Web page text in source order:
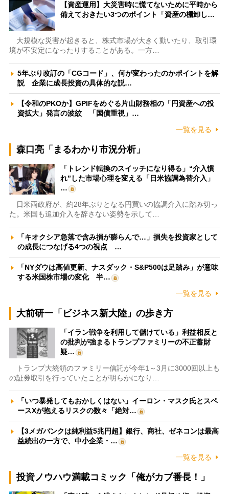
【資産運用】大災害時に慌てないために平時から
備えておきたい3つのポイント「資産の棚卸し…
大規模な災害が起きると、株式市場が大きく動いたり、取引環
境が不安定になったりすることがある。一方…
5年ぶり改訂の「CGコード」、何が変わったのかポイントを解
説 企業に成長投資の具体的な説…
【令和のPKOか】GPIFをめぐる片山財務相の「円資産への投
資拡大」発言の波紋 「国債重視」…
一覧を見る
森口亮「まるわかり市況分析」
「トレンド転換のスイッチになり得る」“介入慣
れ”した市場心理を変える「日米協調為替介入」
…
日米両政府が、約28年ぶりとなる円買いの協調介入に踏み切っ
た。米国も追加介入を辞さない姿勢を示して…
「キオクシア急落で含み損が膨らんで…」損失を投資家として
の成長につなげる4つの視点 …
「NYダウは高値更新、ナスダック・S&P500は足踏み」が意味
する米国株市場の変化 半…
一覧を見る
大前研一「ビジネス新大陸」の歩き方
「イラン戦争を利用して儲けている」利益相反と
の批判が強まるトランプファミリーの不正蓄財
疑…
トランプ大統領のファミリー信託が今年1～3月に3000回以上も
の証券取引を行っていたことが明らかになり…
「いつ暴発してもおかしくはない」イーロン・マスク氏とスペ
ースXが抱えるリスクの数々「絶対…
【3メガバンクは純利益5兆円超】銀行、商社、ゼネコンは最高
益続出の一方で、中小企業・…
一覧を見る
投資ノウハウ満載コミック「俺がカブ番長！」